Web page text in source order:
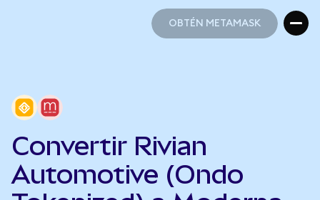
OBTÉN METAMASK
Convertir Rivian
Automotive (Ondo